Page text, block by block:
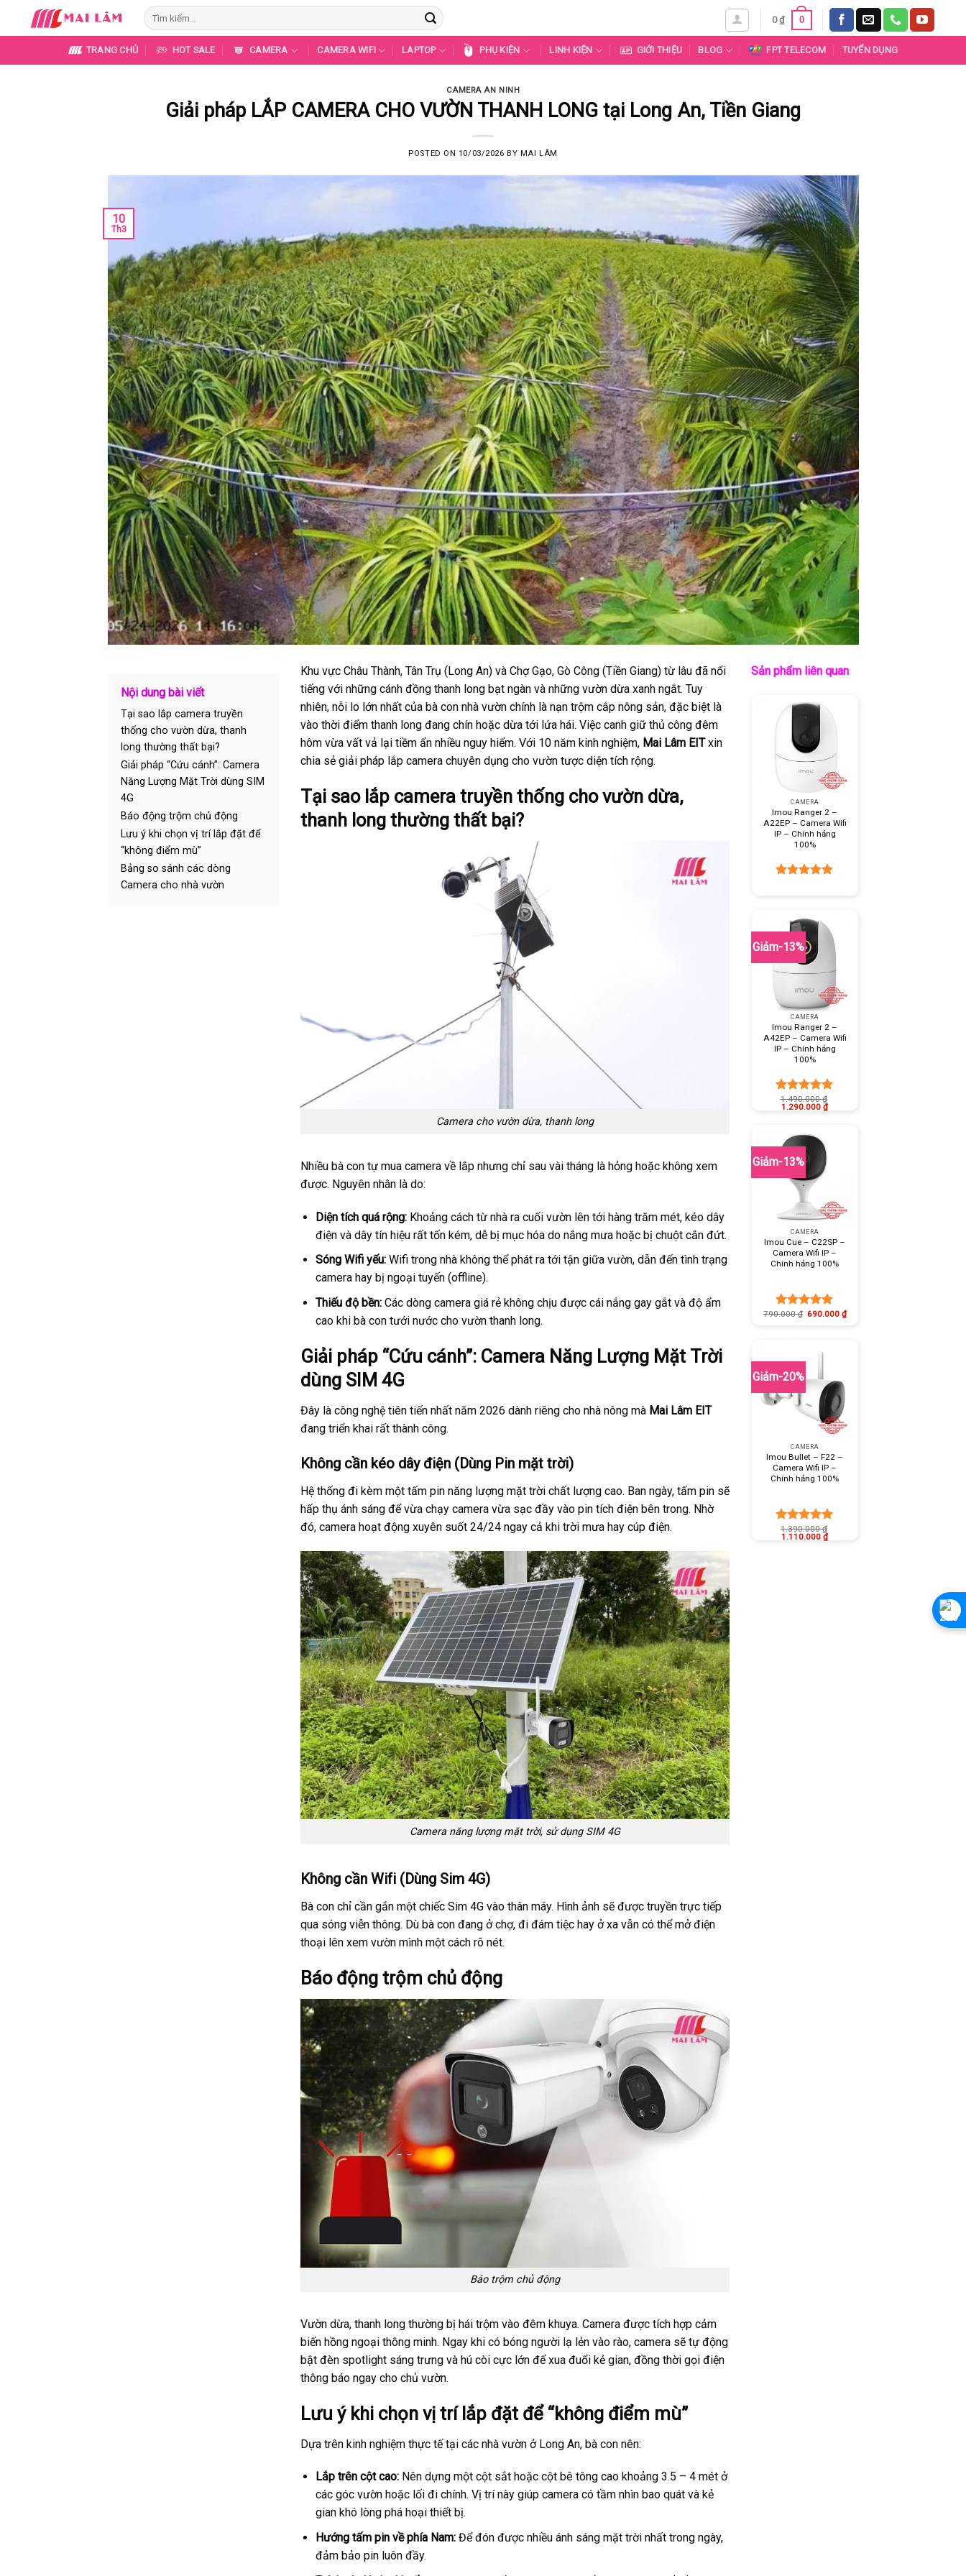
Tìm
kiếm:
0₫ 0
TRANG CHỦ HOT SALE CAMERA CAMERA WIFI LAPTOP PHỤ KIỆN LINH KIỆN GIỚI THIỆU BLOG FPT TELECOM TUYỂN DỤNG
CAMERA AN NINH
Giải pháp LẮP CAMERA CHO VƯỜN THANH LONG tại Long An, Tiền Giang
POSTED ON 10/03/2026 BY MAI LÂM
10
Th3
Nội dung bài viết
Tại sao lắp camera truyền
thống cho vườn dừa, thanh
long thường thất bại?
Giải pháp “Cứu cánh”: Camera
Năng Lượng Mặt Trời dùng SIM
4G
Báo động trộm chủ động
Lưu ý khi chọn vị trí lắp đặt để
“không điểm mù”
Bảng so sánh các dòng
Camera cho nhà vườn
Khu vực Châu Thành, Tân Trụ (Long An) và Chợ Gạo, Gò Công (Tiền Giang) từ lâu đã nổi
tiếng với những cánh đồng thanh long bạt ngàn và những vườn dừa xanh ngắt. Tuy
nhiên, nỗi lo lớn nhất của bà con nhà vườn chính là nạn trộm cắp nông sản, đặc biệt là
vào thời điểm thanh long đang chín hoặc dừa tới lứa hái. Việc canh giữ thủ công đêm
hôm vừa vất vả lại tiềm ẩn nhiều nguy hiểm. Với 10 năm kinh nghiệm, Mai Lâm EITxin
chia sẻ giải pháp lắp camera chuyên dụng cho vườn tược diện tích rộng.
Tại sao lắp camera truyền thống cho vườn dừa,
thanh long thường thất bại?
Camera cho vườn dừa, thanh long
Nhiều bà con tự mua camera về lắp nhưng chỉ sau vài tháng là hỏng hoặc không xem
được. Nguyên nhân là do:
Diện tích quá rộng: Khoảng cách từ nhà ra cuối vườn lên tới hàng trăm mét, kéo dây
điện và dây tín hiệu rất tốn kém, dễ bị mục hóa do nắng mưa hoặc bị chuột cắn đứt.
Sóng Wifi yếu: Wifi trong nhà không thể phát ra tới tận giữa vườn, dẫn đến tình trạng
camera hay bị ngoại tuyến (offline).
Thiếu độ bền: Các dòng camera giá rẻ không chịu được cái nắng gay gắt và độ ẩm
cao khi bà con tưới nước cho vườn thanh long.
Giải pháp “Cứu cánh”: Camera Năng Lượng Mặt Trời
dùng SIM 4G
Đây là công nghệ tiên tiến nhất năm 2026 dành riêng cho nhà nông mà Mai Lâm EIT
đang triển khai rất thành công.
Không cần kéo dây điện (Dùng Pin mặt trời)
Hệ thống đi kèm một tấm pin năng lượng mặt trời chất lượng cao. Ban ngày, tấm pin sẽ
hấp thụ ánh sáng để vừa chạy camera vừa sạc đầy vào pin tích điện bên trong. Nhờ
đó, camera hoạt động xuyên suốt 24/24 ngay cả khi trời mưa hay cúp điện.
Camera năng lượng mặt trời, sử dụng SIM 4G
Không cần Wifi (Dùng Sim 4G)
Bà con chỉ cần gắn một chiếc Sim 4G vào thân máy. Hình ảnh sẽ được truyền trực tiếp
qua sóng viễn thông. Dù bà con đang ở chợ, đi đám tiệc hay ở xa vẫn có thể mở điện
thoại lên xem vườn mình một cách rõ nét.
Báo động trộm chủ động
Báo trộm chủ động
Vườn dừa, thanh long thường bị hái trộm vào đêm khuya. Camera được tích hợp cảm
biến hồng ngoại thông minh. Ngay khi có bóng người lạ lẻn vào rào, camera sẽ tự động
bật đèn spotlight sáng trưng và hú còi cực lớn để xua đuổi kẻ gian, đồng thời gọi điện
thông báo ngay cho chủ vườn.
Lưu ý khi chọn vị trí lắp đặt để “không điểm mù”
Dựa trên kinh nghiệm thực tế tại các nhà vườn ở Long An, bà con nên:
Lắp trên cột cao: Nên dựng một cột sắt hoặc cột bê tông cao khoảng 3.5 – 4 mét ở
các góc vườn hoặc lối đi chính. Vị trí này giúp camera có tầm nhìn bao quát và kẻ
gian khó lòng phá hoại thiết bị.
Hướng tấm pin về phía Nam: Để đón được nhiều ánh sáng mặt trời nhất trong ngày,
đảm bảo pin luôn đầy.
Sản phẩm liên quan
CAMERA
Imou Ranger 2 –
A22EP – Camera Wifi
IP – Chính hảng
100%
Giảm-13%
CAMERA
Imou Ranger 2 –
A42EP – Camera Wifi
IP – Chính hảng
100%
Được xếp
hạng5.00
1.490.000₫
1.290.000₫
Giảm-13%
CAMERA
Imou Cue – C22SP –
Camera Wifi IP –
Chính hảng 100%
Được xếp
790.000₫ 690.000₫
Giảm-20%
CAMERA
Imou Bullet – F22 –
Camera Wifi IP –
Chính hảng 100%
Được xếp
hạng5.00
1.390.000₫
1.110.000₫